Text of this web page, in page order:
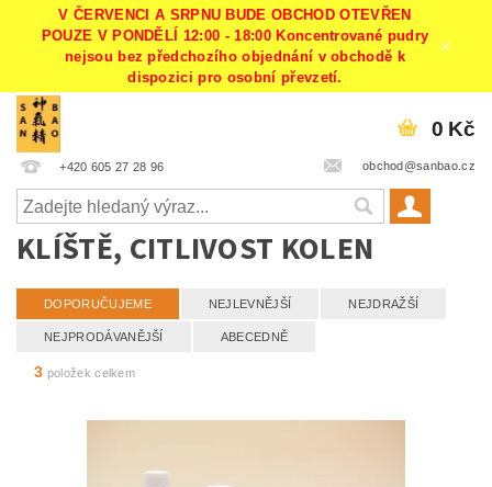
V ČERVENCI A SRPNU BUDE OBCHOD OTEVŘEN
POUZE V PONDĚLÍ 12:00 - 18:00 Koncentrované pudry
nejsou bez předchozího objednání v obchodě k
dispozici pro osobní převzetí.
+420 605 27 28 96 obchod@sanbao.cz
0 Kč
KLÍŠTĚ, CITLIVOST KOLEN
DOPORUČUJEME NEJLEVNĚJŠÍ NEJDRAŽŠÍ
NEJPRODÁVANĚJŠÍ ABECEDNĚ
3 položek celkem